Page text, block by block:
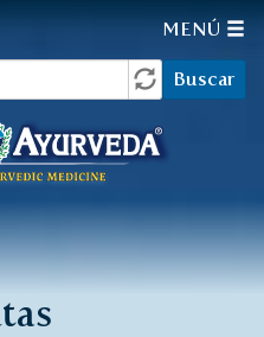
Buscar
MENÚ